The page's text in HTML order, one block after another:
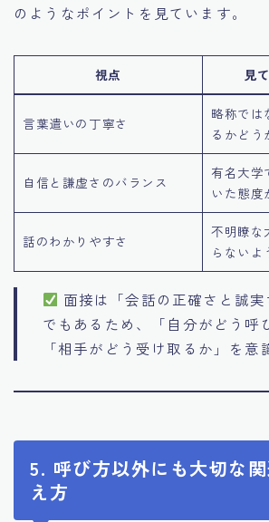
のようなポイントを見ています。
視点 見
言葉遣いの丁寧さ
略称では
るかどう
自信と謙虚さのバランス
有名大学
いた態度
話のわかりやすさ
不明瞭な
らない
面接は「会話の正確さと誠
でもあるため、「自分がどう呼
「相手がどう受け取るか」を意
5. 呼び方以外にも大切な
え方